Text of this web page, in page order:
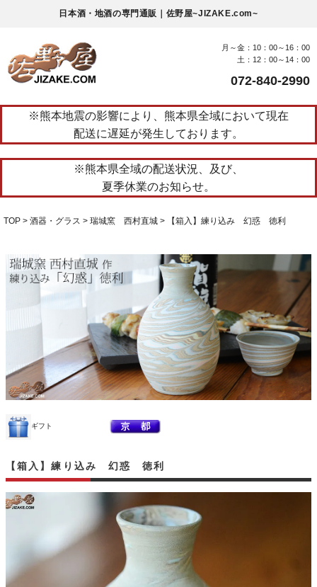
日本酒・地酒の専門通販｜佐野屋~JIZAKE.com~
月～金：10：00～16：00
土：12：00～14：00
072-840-2990
※熊本地震の影響により、熊本県全域において現在
配送に遅延が発生しております。
※熊本県全域の配送状況、及び、
夏季休業のお知らせ。
TOP 酒器・グラス 瑞城窯 西村直城 【箱入】練り込み 幻惑 徳利
ギフト
【箱入】練り込み 幻惑 徳利